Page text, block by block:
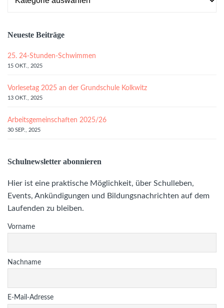
Neueste Beiträge
25. 24-Stunden-Schwimmen
15 OKT., 2025
Vorlesetag 2025 an der Grundschule Kolkwitz
13 OKT., 2025
Arbeitsgemeinschaften 2025/26
30 SEP., 2025
Schulnewsletter abonnieren
Hier ist eine praktische Möglichkeit, über Schulleben,
Events, Ankündigungen und Bildungsnachrichten auf dem
Laufenden zu bleiben.
Vorname
Nachname
E-Mail-Adresse